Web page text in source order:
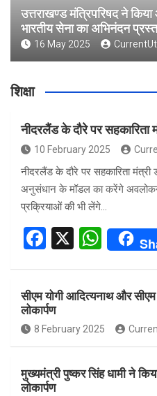
उत्तराखण्ड मंत्रिपरिषद ने
भारतीय सेना का अभिनंदन
16 May 2025
शिक्षा
नीदरलैंड के दौरे पर सहकारिता
10 February 2025
नीदरलैंड के दौरे पर सहकारिता मंत्री
अनुसंधान के मॉडल का करेंगे अवलोकन
प्रक्रियाओं की भी लेंगे…
F
ce
b
o
o
k
X
W
s
A
p
p
सीएम योगी आदित्यनाथ और सीएम
लोकार्पण
8 February 2025
मुख्यमंत्री पुष्कर सिंह धामी ने
लोकार्पण